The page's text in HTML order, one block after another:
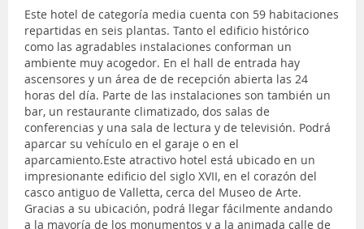
Este hotel de categoría media cuenta con 59 habitaciones
repartidas en seis plantas. Tanto el edificio histórico
como las agradables instalaciones conforman un
ambiente muy acogedor. En el hall de entrada hay
ascensores y un área de de recepción abierta las 24
horas del día. Parte de las instalaciones son también un
bar, un restaurante climatizado, dos salas de
conferencias y una sala de lectura y de televisión. Podrá
aparcar su vehículo en el garaje o en el
aparcamiento.Este atractivo hotel está ubicado en un
impresionante edificio del siglo XVII, en el corazón del
casco antiguo de Valletta, cerca del Museo de Arte.
Gracias a su ubicación, podrá llegar fácilmente andando
a la mayoría de los monumentos y a la animada calle de